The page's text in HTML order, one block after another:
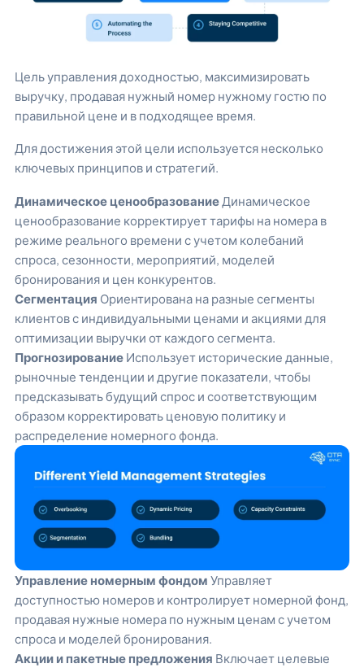
Цель управления доходностью, максимизировать
выручку, продавая нужный номер нужному гостю по
правильной цене и в подходящее время.
Для достижения этой цели используется несколько
ключевых принципов и стратегий.
Динамическое ценообразование Динамическое
ценообразование корректирует тарифы на номера в
режиме реального времени с учетом колебаний
спроса, сезонности, мероприятий, моделей
бронирования и цен конкурентов.
Сегментация Ориентирована на разные сегменты
клиентов с индивидуальными ценами и акциями для
оптимизации выручки от каждого сегмента.
Прогнозирование Использует исторические данные,
рыночные тенденции и другие показатели, чтобы
предсказывать будущий спрос и соответствующим
образом корректировать ценовую политику и
распределение номерного фонда.
Управление номерным фондом Управляет
доступностью номеров и контролирует номерной фонд,
продавая нужные номера по нужным ценам с учетом
спроса и моделей бронирования.
Акции и пакетные предложения Включает целевые